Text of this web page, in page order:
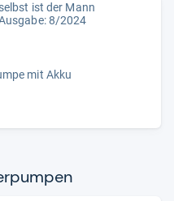
selbst ist der Mann
8/2024
mit Akku